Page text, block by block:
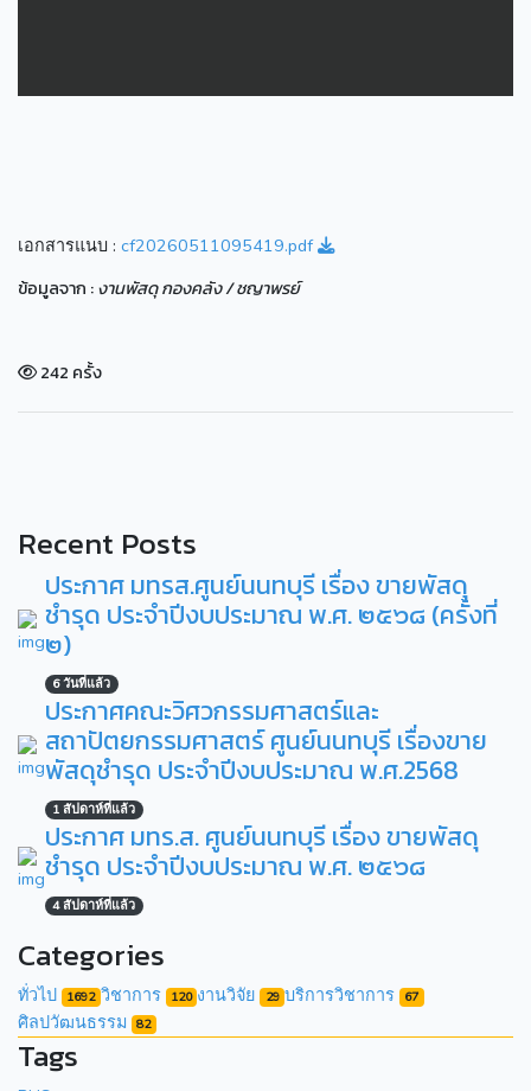
เอกสารแนบ : cf20260511095419.pdf
ข้อมูลจาก :งานพัสดุ กองคลัง / ชญาพรย์
242 ครั้ง
Recent Posts
ประกาศ มทรส.ศูนย์นนทบุรี เรื่อง ขายพัสดุ
ชำรุด ประจำปีงบประมาณ พ.ศ. ๒๕๖๘ (ครั้งที่
๒)
6 วันที่แล้ว
ประกาศคณะวิศวกรรมศาสตร์และ
สถาปัตยกรรมศาสตร์ ศูนย์นนทบุรี เรื่องขาย
พัสดุชำรุด ประจำปีงบประมาณ พ.ศ.2568
1 สัปดาห์ที่แล้ว
ประกาศ มทร.ส. ศูนย์นนทบุรี เรื่อง ขายพัสดุ
ชำรุด ประจำปีงบประมาณ พ.ศ. ๒๕๖๘
4 สัปดาห์ที่แล้ว
Categories
ทั่วไป 1692 วิชาการ 120 งานวิจัย 29 บริการวิชาการ 67
ศิลปวัฒนธรรม 82
Tags